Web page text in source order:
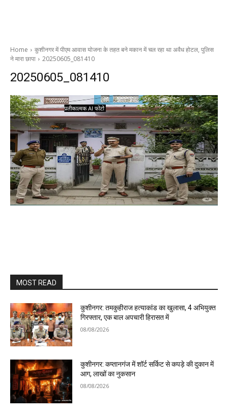
Home
कुशीनगर में पीएम आवास योजना के तहत बने मकान में चल रहा था अवैध होटल, पुलिस
ने मारा छापा
20250605_081410
20250605_081410
MOST READ
कुशीनगर: तमकुहीराज हत्याकांड का खुलासा, 4 अभियुक्त
गिरफ्तार, एक बाल अपचारी हिरासत में
08/08/2026
कुशीनगर: कप्तानगंज में शॉर्ट सर्किट से कपड़े की दुकान में
आग, लाखों का नुकसान
08/08/2026